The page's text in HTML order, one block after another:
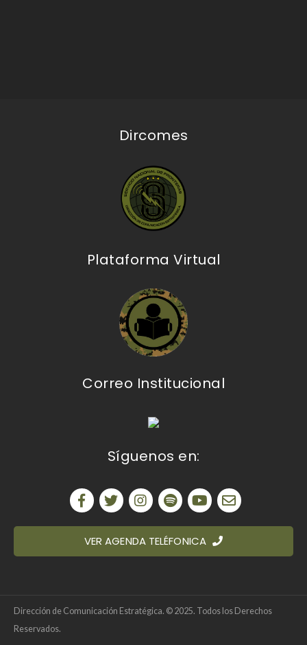
Dircomes
Plataforma Virtual
Correo Institucional
Síguenos en:
VER AGENDA TELÉFONICA
Dirección de Comunicación Estratégica. © 2025. Todos los Derechos
Reservados.